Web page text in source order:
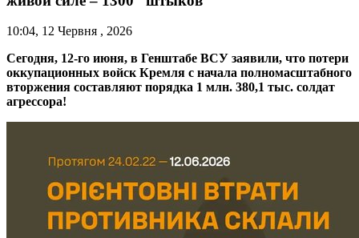
10:04, 12 Червня , 2026
Сегодня, 12-го июня, в Генштабе ВСУ заявили, что потери
оккупационных войск Кремля с начала полномасштабного
вторжения составляют порядка 1 млн. 380,1 тыс. солдат
агрессора!